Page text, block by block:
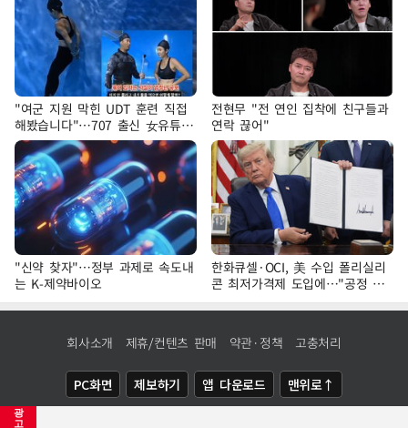
광
고
"여군 지원 막힌 UDT 훈련 직접
해봤습니다"…707 출신 女유튜버
'완벽 소화'
전현무 "전 연인 집착에 친구들과
연락 끊어"
"신약 찾자"…정부 과제로 속도내
는 K-제약바이오
한화큐셀·OCI, 美 수입 폴리실리
콘 최저가격제 도입에…"공정 경
쟁·수익성 개선 환영"
회사소개 제휴/컨텐츠 판매 약관·정책 고충처리
PC화면 제보하기 앱 다운로드 맨위로↑